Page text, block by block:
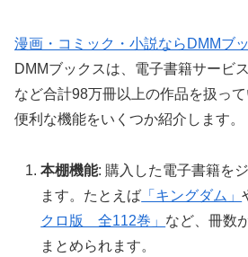
漫画・コミック・小説ならDMMブ
DMMブックスは、電子書籍サービ
など合計98万冊以上の作品を扱って
便利な機能をいくつか紹介します。
本棚機能: 購入した電子書籍を
ます。たとえば 「キングダム」
クロ版 全112巻」 など、冊数
まとめられます。